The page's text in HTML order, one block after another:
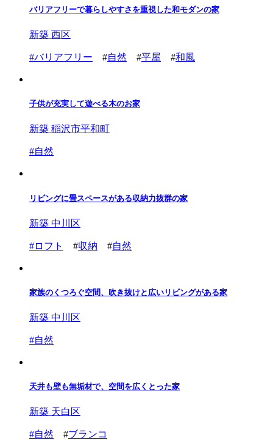
バリアフリーで暮らしやすさを重視した和モダンの家
新築 西区
#バリアフリー #自然 #平屋 #和風
子供が充実して遊べる木のお家
新築 稲沢市平和町
#自然
リビングに畳スペースがある収納力抜群の家
新築 中川区
#ロフト #収納 #自然
家族のくつろぐ空間、吹き抜けと広いリビングがある家
新築 中川区
#自然
天井も壁も無垢材で、空間を広くとった家
新築 天白区
#自然 #ブランコ